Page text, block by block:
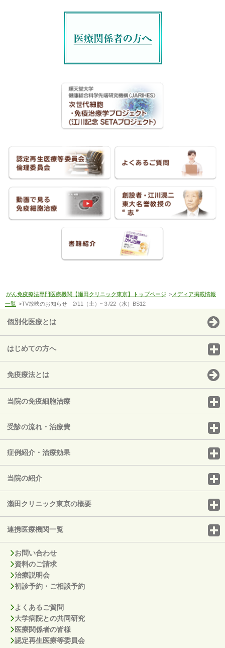
がん免疫療法専門医療機関【瀬田クリニック東京】トップページ > メディア掲載情報
一覧 >TV放映のお知らせ 2/11（土）~３/22（水）BS12
個別化医療とは
はじめての方へ
免疫療法とは
当院の免疫細胞治療
受診の流れ・治療費
症例紹介・治療効果
当院の紹介
瀬田クリニック東京の概要
連携医療機関一覧
お問い合わせ
資料のご請求
治療説明会
初診予約・ご相談予約
よくあるご質問
大学病院との共同研究
医療関係者の皆様
認定再生医療等委員会